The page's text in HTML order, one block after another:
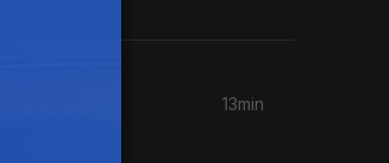
13min